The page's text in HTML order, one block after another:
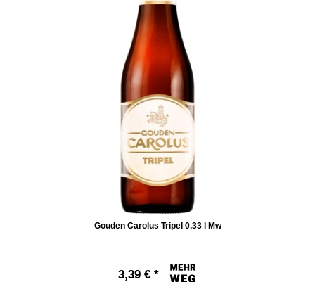
Gouden Carolus Tripel 0,33 l Mw
3,39 € *